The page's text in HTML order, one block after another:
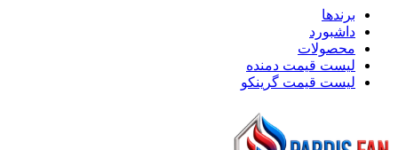
برندها
داشبورد
محصولات
لیست قیمت دمنده
لیست قیمت گرینکو